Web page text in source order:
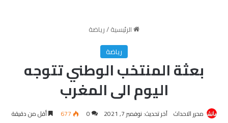
الرئيسية/رياضة
رياضة
بعثة المنتخب الوطني تتوجه
اليوم الى المغرب
محرر الاحداث آخر تحديث: نوفمبر 7, 2021 0
677 أقل من دقيقة